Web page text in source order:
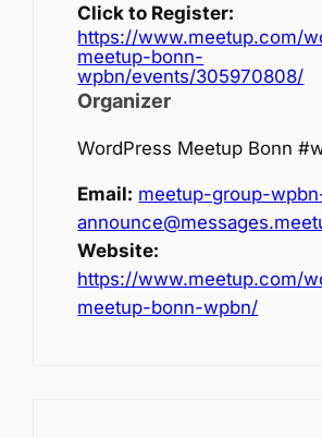
Click to Register:
https://www.meetup.com/
meetup-bonn-
wpbn/events/305970808/
Organizer
WordPress Meetup Bonn
Email: meetup-group-
Website:
https://www.meetup.com/
meetup-bonn-wpbn/